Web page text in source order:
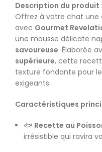
Description du produit :
Offrez à votre chat une
avec Gourmet
une mousse délicate
savoureuse. Élaborée
supérieure, cette
texture fondante pour
exigeants.
Caractéristiques
🐟 Recette au
irrésistible qui ravira